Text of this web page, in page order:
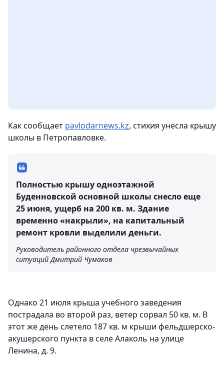
Как сообщает рavlodarnews.kz, стихия унесла крышу
школы в Петропавловке.
Полностью крышу одноэтажной
Буденновской основной школы снесло еще
25 июня, ущерб на 200 кв. м. Здание
временно «накрыли», на капитальный
ремонт кровли выделили деньги.
Руководитель районного отдела чрезвычайных
ситуаций Дмитрий Чумаков
Однако 21 июля крыша учебного заведения
пострадала во второй раз, ветер сорвал 50 кв. м. В
этот же день слетело 187 кв. м крыши фельдшерско-
акушерского пункта в селе Алаколь на улице
Ленина, д. 9.